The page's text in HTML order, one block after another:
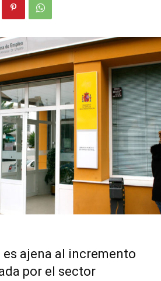
ajena al incremento
por el sector